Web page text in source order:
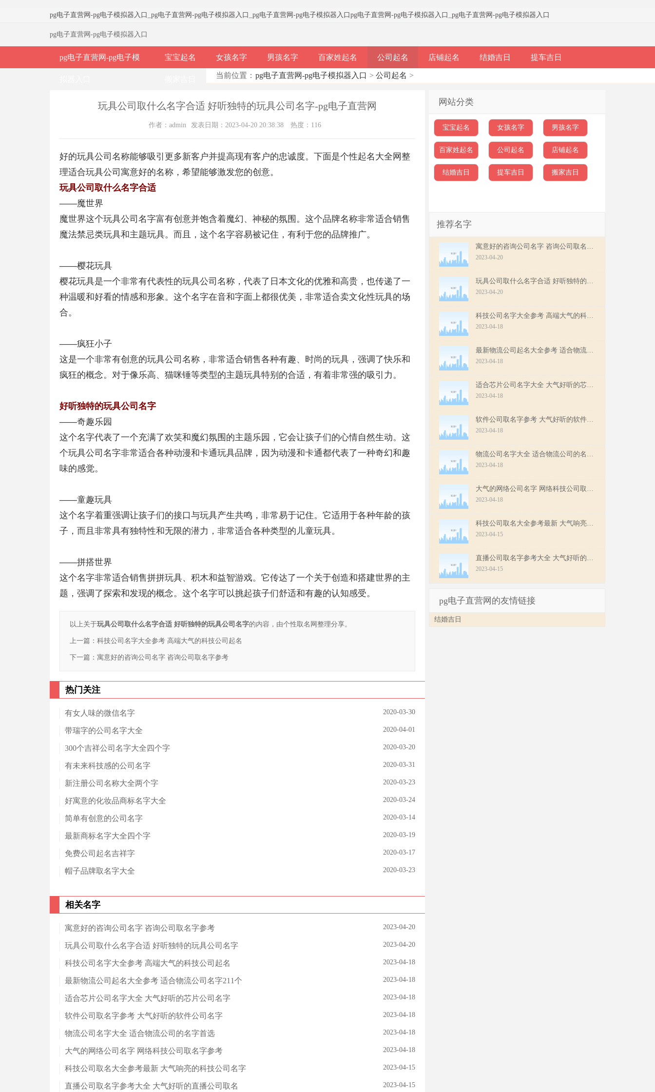
pg电子直营网-pg电子模拟器入口 pg电子直营网-pg电子模拟器入口 pg电子直营网-pg电子模拟器入口 pg电子直营网-pg电子模拟器入口 pg电子直营网-pg电子模拟器入口
pg电子直营网-pg电子模拟器入口
pg电子直营网-pg电子模 宝宝起名 女孩名字 男孩名字 百家姓起名 公司起名 店铺起名 结婚吉日 提车吉日
当前位置： pg电子直营网-pg电子模拟器入口 > 公司起名 >
玩具公司取什么名字合适 好听独特的玩具公司名字-pg电子直营网
作者：admin 发表日期：2023-04-20 20:38:38 热度：116
好的玩具公司名称能够吸引更多新客户并提高现有客户的忠诚度。下面是个性起名大全网整
理适合玩具公司寓意好的名称，希望能够激发您的创意。
玩具公司取什么名字合适
——魔世界
魔世界这个玩具公司名字富有创意并饱含着魔幻、神秘的氛围。这个品牌名称非常适合销售
魔法禁忌类玩具和主题玩具。而且，这个名字容易被记住，有利于您的品牌推广。
——樱花玩具
樱花玩具是一个非常有代表性的玩具公司名称，代表了日本文化的优雅和高贵，也传递了一
种温暖和好看的情感和形象。这个名字在音和字面上都很优美，非常适合卖文化性玩具的场
合。
——疯狂小子
这是一个非常有创意的玩具公司名称，非常适合销售各种有趣、时尚的玩具，强调了快乐和
疯狂的概念。对于像乐高、猫咪锤等类型的主题玩具特别的合适，有着非常强的吸引力。
好听独特的玩具公司名字
——奇趣乐园
这个名字代表了一个充满了欢笑和魔幻氛围的主题乐园，它会让孩子们的心情自然生动。这
个玩具公司名字非常适合各种动漫和卡通玩具品牌，因为动漫和卡通都代表了一种奇幻和趣
味的感觉。
——童趣玩具
这个名字着重强调让孩子们的接口与玩具产生共鸣，非常易于记住。它适用于各种年龄的孩
子，而且非常具有独特性和无限的潜力，非常适合各种类型的儿童玩具。
——拼搭世界
这个名字非常适合销售拼拼玩具、积木和益智游戏。它传达了一个关于创造和搭建世界的主
题，强调了探索和发现的概念。这个名字可以挑起孩子们舒适和有趣的认知感受。
以上关于玩具公司取什么名字合适 好听独特的玩具公司名字的内容，由个性取名网整理分享。
上一篇： 科技公司名字大全参考 高端大气的科技公司起名
下一篇： 寓意好的咨询公司名字 咨询公司取名字参考
热门关注
2020-03-30
有女人味的微信名字
2020-04-01
带瑞字的公司名字大全
2020-03-20
300个吉祥公司名字大全四个字
2020-03-31
有未来科技感的公司名字
2020-03-23
新注册公司名称大全两个字
2020-03-24
好寓意的化妆品商标名字大全
2020-03-14
简单有创意的公司名字
2020-03-19
最新商标名字大全四个字
2020-03-17
免费公司起名吉祥字
2020-03-23
帽子品牌取名字大全
相关名字
2023-04-20
寓意好的咨询公司名字 咨询公司取名字参考
2023-04-20
玩具公司取什么名字合适 好听独特的玩具公司名字
2023-04-18
科技公司名字大全参考 高端大气的科技公司起名
2023-04-18
最新物流公司起名大全参考 适合物流公司名字211个
2023-04-18
适合芯片公司名字大全 大气好听的芯片公司名字
2023-04-18
软件公司取名字参考 大气好听的软件公司名字
2023-04-18
物流公司名字大全 适合物流公司的名字首选
2023-04-18
大气的网络公司名字 网络科技公司取名字参考
2023-04-15
科技公司取名大全参考最新 大气响亮的科技公司名字
2023-04-15
直播公司取名字参考大全 大气好听的直播公司取名
网站分类
宝宝起名 女孩名字 男孩名字
百家姓起名 公司起名 店铺起名
结婚吉日 提车吉日 搬家吉日
推荐名字
2023-04-20
2023-04-20
2023-04-18
2023-04-18
2023-04-18
2023-04-18
2023-04-18
2023-04-18
2023-04-15
2023-04-15
pg电子直营网的友情链接
结婚吉日